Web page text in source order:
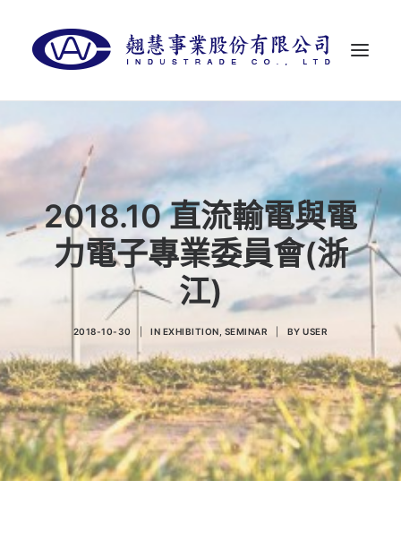
首頁
代理品牌
最新消息
聯絡我們
LANGUAGES
2018.10 直流輸電與電
力電子專業委員會(浙
江)
2018-10-30 IN EXHIBITION SEMINAR BYUSER